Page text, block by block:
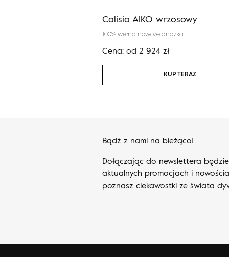
Calisia AIKO wrzosowy
100% wełna nowozelandzka
Cena: od 2 924 zł
KUP TERAZ
Bądź z nami na bieżąco!
Dołączając do newslettera
aktualnych promocjach i
poznasz ciekawostki ze świata